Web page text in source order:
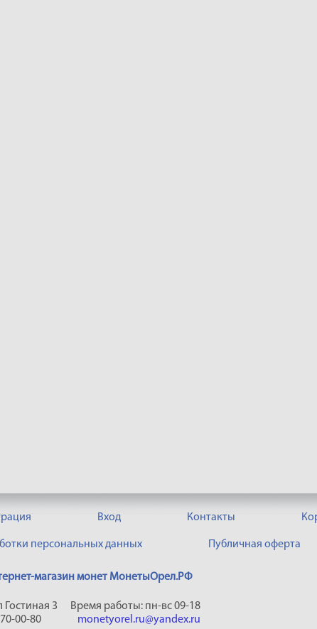
Вход Контакты
персональных данных Публичная оферта
магазин монет МонетыОрел.РФ
Гостиная 3
00-80
Время работы: пн-вс 09-18
monetyorel.ru@yandex.ru